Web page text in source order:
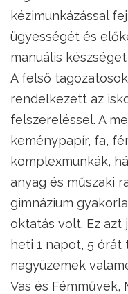
kézimunkázással
ügyességét és
manuális
A felső
rendelkezett az
felszereléssel. A
keménypapír, fa,
komplexmunkák,
anyag és műszaki
gimnázium
oktatás volt. Ez
heti 1 napot, 5
nagyüzemek
Vas és Fémművek,